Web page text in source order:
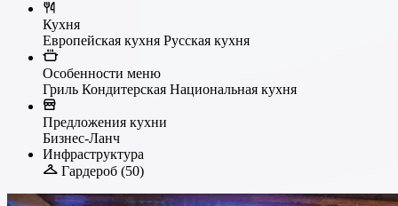
Кухня
Европейская кухня Русская кухня
Особенности меню
Гриль Кондитерская Национальная кухня
Предложения кухни
Бизнес-Ланч
Инфраструктура
Гардероб (50)